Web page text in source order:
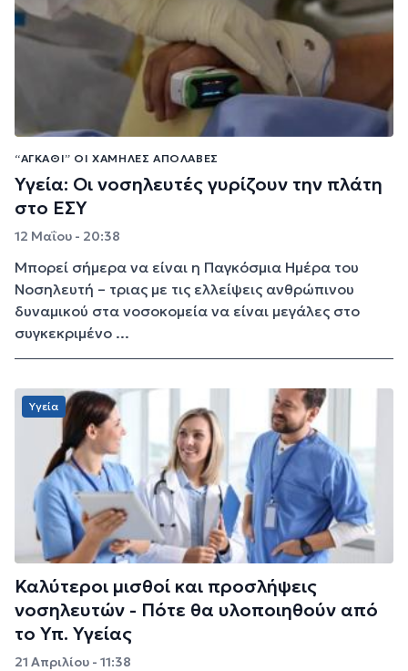
“ΑΓΚΆΘΙ” ΟΙ ΧΑΜΗΛΈΣ ΑΠΟΛΑΒΈΣ
Υγεία: Οι νοσηλευτές γυρίζουν την πλάτη
στο ΕΣΥ
12 Μαΐου - 20:38
Μπορεί σήμερα να είναι η Παγκόσμια Ημέρα του
Νοσηλευτή – τριας με τις ελλείψεις ανθρώπινου
δυναμικού στα νοσοκομεία να είναι μεγάλες στο
συγκεκριμένο ...
Υγεία
Καλύτεροι μισθοί και προσλήψεις
νοσηλευτών - Πότε θα υλοποιηθούν από
το Υπ. Υγείας
21 Απριλίου - 11:38